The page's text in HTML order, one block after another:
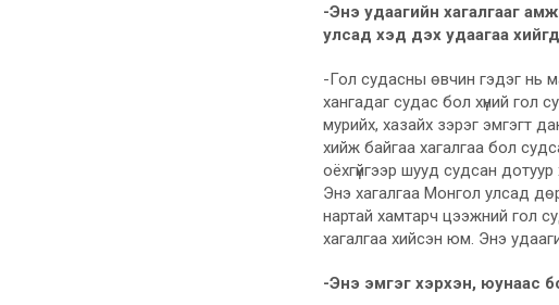
-Энэ удаагийн хагалгааг
улсад хэд дэх удаагаа
-Гол судасны өвчин гэдэг нь
хангадаг судас бол хүний гол
мурийх, хазайх зэрэг эмгэгт
хийж байгаа хагалгаа бол
оёхгүйгээр шууд судсан
Энэ хагалгаа Монгол улсад
нартай хамтарч цээжний гол
хагалгаа хийсэн юм. Энэ
-Энэ эмгэг хэрхэн, юунаас